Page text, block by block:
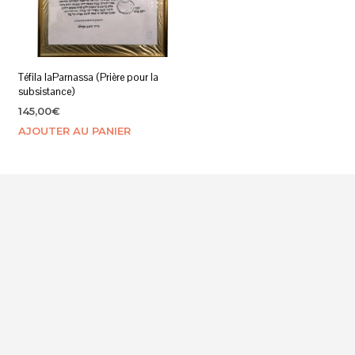
Téfila laParnassa (Prière pour la
subsistance)
145,00€
AJOUTER AU PANIER